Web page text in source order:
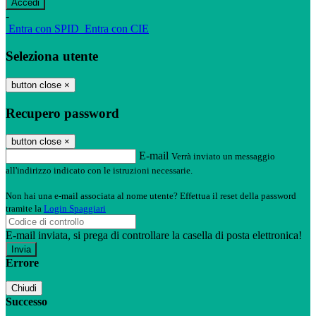
-
Entra con SPID Entra con CIE
Seleziona utente
button close ×
Recupero password
button close ×
E-mail Verrà inviato un messaggio
all'indirizzo indicato con le istruzioni necessarie.
Non hai una e-mail associata al nome utente? Effettua il reset della password
tramite la Login Spaggiari
E-mail inviata, si prega di controllare la casella di posta elettronica!
Errore
Chiudi
Successo